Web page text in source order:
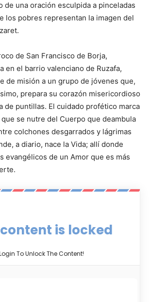
de una oración esculpida a pinceladas
los pobres representan la imagen del
de San Francisco de Borja,
en el barrio valenciano de Ruzafa,
de misión a un grupo de jóvenes que,
prepara su corazón misericordioso
de puntillas. El cuidado profético marca
se nutre del Cuerpo que deambula
colchones desgarrados y lágrimas
a diario, nace la Vida; allí donde
evangélicos de un Amor que es más
is locked
To Unlock The Content!